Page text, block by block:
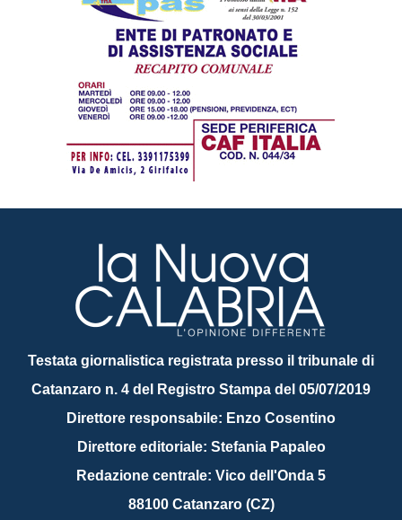
Testata giornalistica registrata presso il tribunale di
Catanzaro n. 4 del Registro Stampa del 05/07/2019
Direttore responsabile: Enzo Cosentino
Direttore editoriale: Stefania Papaleo
Redazione centrale: Vico dell'Onda 5
88100 Catanzaro (CZ)